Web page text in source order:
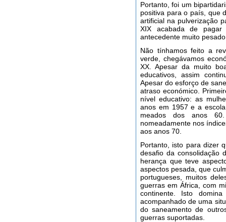
Portanto, foi um
positiva para o país, que
artificial na pulverização
XIX acabada de
antecedente muito
Não tínhamos feito a
verde, chegávamos
XX. Apesar da muito
educativos, assim
Apesar do esforço de
atraso económico.
nível educativo: as
anos em 1957 e a
meados dos anos
nomeadamente nos
aos anos 70.
Portanto, isto para dizer
desafio da consolidação
herança que teve
aspectos pesada, que
portugueses, muitos
guerras em África, com
continente. Isto
acompanhado de uma
do saneamento de
guerras suportadas.